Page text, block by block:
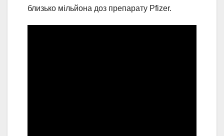
близько мільйона доз препарату Pfizer.